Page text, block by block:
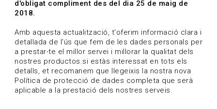
d'obligat compliment des del dia 25 de maig de
2018.
Amb aquesta actualització, t'oferim informació clara i
detallada de l'ús que fem de les dades personals per
a prestar-te el millor servei i millorar la qualitat dels
nostres productos.si estàs interessat en tots els
detalls, et recomanem que llegeixis la nostra nova
Política de protecció de dades completa que serà
aplicable a la prestació dels nostres serveis.